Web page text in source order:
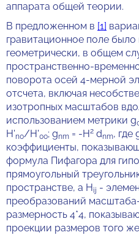
аппарата общей теории.
В предложенном в [1]
гравитационное поле было
геометрически, в общем
пространственно-
поворота осей 4-мерной
отсчета, включая
изотропных масштабов
использованием метрики g
H'n0/H'00; gnm = -H2 dnm, где
коэффициенты,
формула Пифагора для
прямоугольный
пространстве, а Hij -
преобразований
размерность 4*4,
проекции размеров того